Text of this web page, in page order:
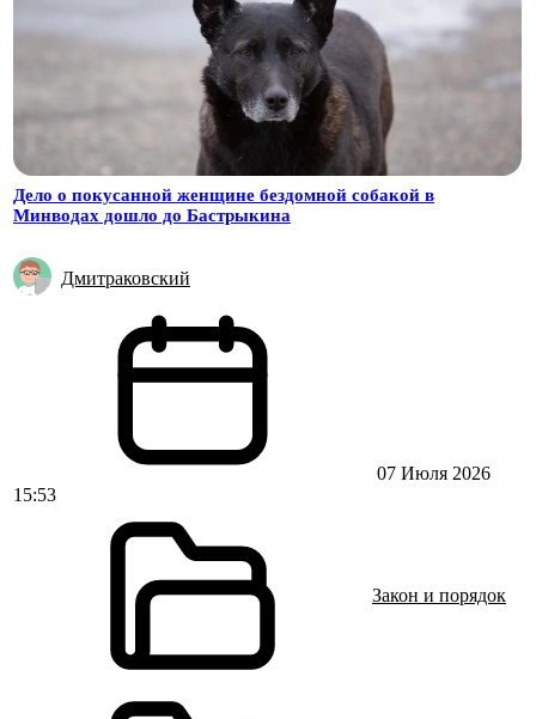
Дело о покусанной женщине бездомной собакой в
Минводах дошло до Бастрыкина
Дмитраковский
07 Июля 2026
15:53
Закон и порядок